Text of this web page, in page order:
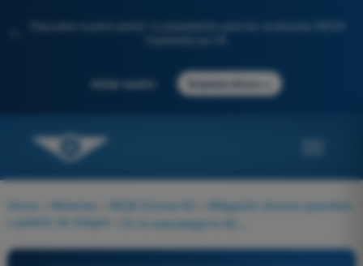
Descubre nuestro portal: tu preparación para los exámenes AESA
Iniciar sesión Empieza ahora
Home Materias AESA Drones A2
Mitigación técnica-operativa
y gestión de riesgos